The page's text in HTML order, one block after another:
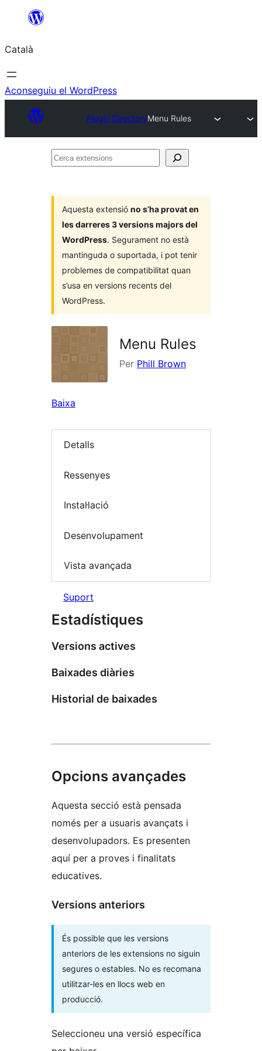
contingut
Català
Aconseguiu el WordPress
Plugin DirectoryMenu Rules
Cerca
Aquesta extensió no s’ha provat en
les darreres 3 versions majors del
WordPress. Segurament no està
mantinguda o suportada, i pot tenir
problemes de compatibilitat quan
s’usa en versions recents del
WordPress.
Menu Rules
Per Phill Brown
Baixa
Detalls
Ressenyes
Instal·lació
Desenvolupament
Vista avançada
Suport
Estadístiques
Versions actives
Baixades diàries
Historial de baixades
Opcions avançades
Aquesta secció està pensada
només per a usuaris avançats i
desenvolupadors. Es presenten
aquí per a proves i finalitats
educatives.
Versions anteriors
És possible que les versions
anteriors de les extensions no siguin
segures o estables. No es recomana
utilitzar-les en llocs web en
producció.
Seleccioneu una versió específica